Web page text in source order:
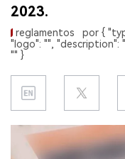
EMPRESA
PRODUCTO
2023.
reglamentos
por {
"logo": "", "description":
"" }